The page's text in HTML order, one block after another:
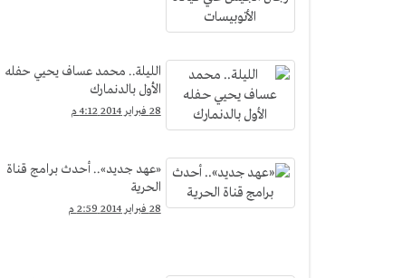
الليلة.. محمد عساف يحيي حفله
الأول بالدنمارك
28 فبراير 2014 4:12 م
«عهد جديد».. أحدث برامج قناة
الحرية
28 فبراير 2014 2:59 م